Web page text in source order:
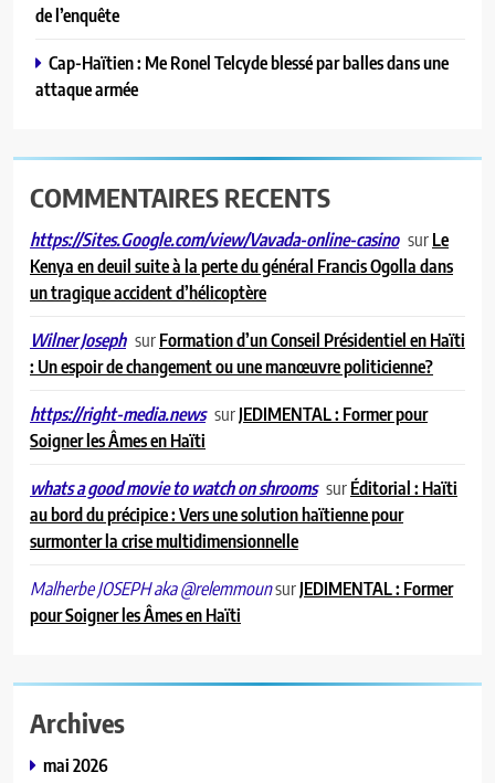
2
insuffisantes
3
Cap-Haïtien sous tension : la
spirale de violence met l’État au
défi
A LA UNE
Drame de la Citadelle : sept
personnes arrêtées dans le cadre
de l’enquête
A LA UNE
5
Cap-Haïtien : Me Ronel Telcyde
blessé par balles dans une attaque
armée
A LA UNE
de l’enquête
Cap-Haïtien : Me Ronel Telcyde blessé par balles dans une
attaque armée
COMMENTAIRES RECENTS
https://Sites.Google.com/view/Vavada-online-casino surLe
Kenya en deuil suite à la perte du général Francis Ogolla dans
un tragique accident d’hélicoptère
Wilner Joseph surFormation d’un Conseil Présidentiel en Haïti
: Un espoir de changement ou une manœuvre politicienne?
https://right-media.news surJEDIMENTAL : Former pour
Soigner les Âmes en Haïti
whats a good movie to watch on shrooms surÉditorial : Haïti
au bord du précipice : Vers une solution haïtienne pour
surmonter la crise multidimensionnelle
Malherbe JOSEPH aka @relemmounsurJEDIMENTAL : Former
pour Soigner les Âmes en Haïti
Archives
mai 2026